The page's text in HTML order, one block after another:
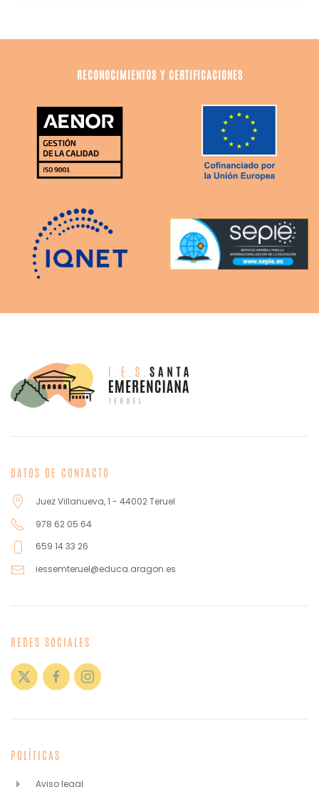
RECONOCIMIENTOS Y CERTIFICACIONES
DATOS DE CONTACTO
Juez Villanueva, 1 - 44002 Teruel
978 62 05 64
659 14 33 26
iessemteruel@educa.aragon.es
REDES SOCIALES
POLÍTICAS
Aviso legal